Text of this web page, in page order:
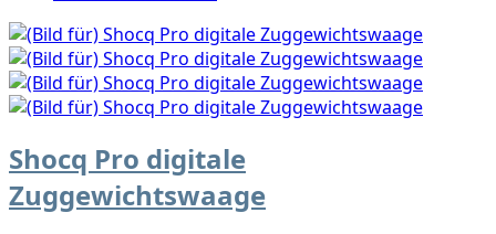
Shocq Pro digitale
Zuggewichtswaage